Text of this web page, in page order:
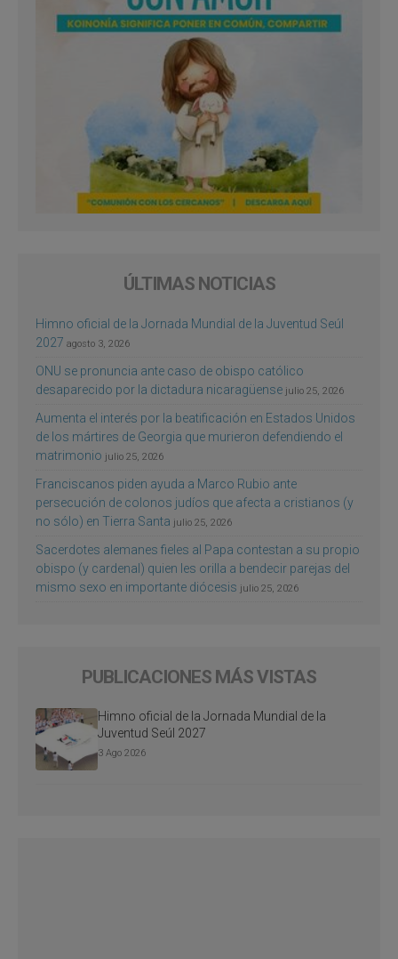
ÚLTIMAS NOTICIAS
Himno oficial de la Jornada Mundial de la Juventud Seúl
2027 agosto 3, 2026
ONU se pronuncia ante caso de obispo católico
desaparecido por la dictadura nicaragüense julio 25, 2026
Aumenta el interés por la beatificación en Estados Unidos
de los mártires de Georgia que murieron defendiendo el
matrimonio julio 25, 2026
Franciscanos piden ayuda a Marco Rubio ante
persecución de colonos judíos que afecta a cristianos (y
no sólo) en Tierra Santa julio 25, 2026
Sacerdotes alemanes fieles al Papa contestan a su propio
obispo (y cardenal) quien les orilla a bendecir parejas del
mismo sexo en importante diócesis julio 25, 2026
PUBLICACIONES MÁS VISTAS
Himno oficial de la Jornada Mundial de la
Juventud Seúl 2027
3 Ago 2026